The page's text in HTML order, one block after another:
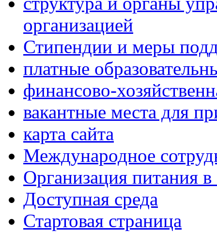
организацией
Стипендии и меры
платные
финансово-
вакантные места для
карта сайта
Международное
Организация питания в
Доступная среда
Стартовая страница